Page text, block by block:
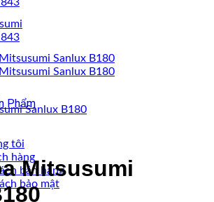
Phẩm
tôi
hàng
bán hàng
bảo mật
Mitsusumi